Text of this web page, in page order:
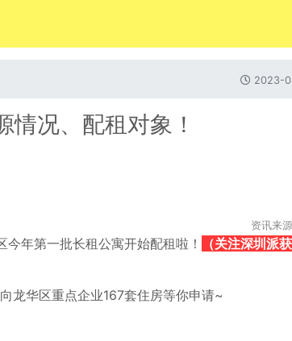
2023-
况、配租对象！
资讯来
今年第一批长租公寓开始配租啦！
（关注深圳派
龙华区重点企业167套住房等你申请~